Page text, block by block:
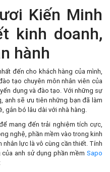
Kiến Minh
kinh doanh,
hành
đến cho khách hàng của mình,
tạo chuyên môn nhân viên của
dụng và đào tạo. Với những sự
anh sẽ ưu tiên những bạn đã làm
gắn bó lâu dài với nhà hàng.
mang đến trải nghiệm tích cực,
nghệ, phần mềm vào trong kinh
lực là vô cùng cần thiết. Tính
anh sử dụng phần mềm Sapo